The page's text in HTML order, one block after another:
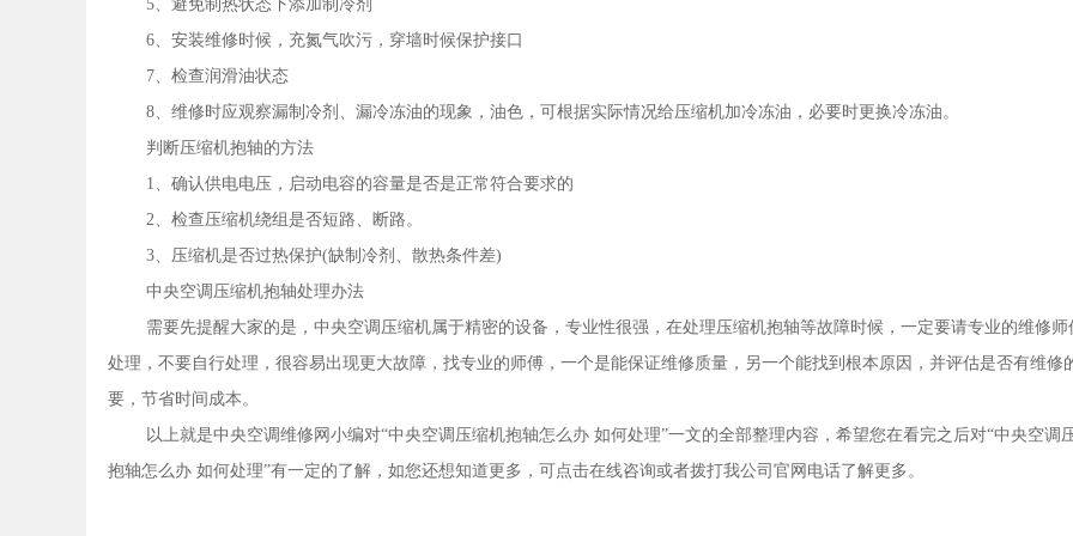
6、安装维修时候，充氮气吹污，穿墙时候保护接口
7、检查润滑油状态
8、维修时应观察漏制冷剂、漏冷冻油的现象，油色，可根据实际情况给压缩机加冷冻油，必要时更换冷冻油。
判断压缩机抱轴的方法
1、确认供电电压，启动电容的容量是否是正常符合要求的
2、检查压缩机绕组是否短路、断路。
3、压缩机是否过热保护(缺制冷剂、散热条件差)
中央空调压缩机抱轴处理办法
需要先提醒大家的是，中央空调压缩机属于精密的设备，专业性很强，在处理压缩机抱轴等故障时候，一定要请专业的维修师
处理，不要自行处理，很容易出现更大故障，找专业的师傅，一个是能保证维修质量，另一个能找到根本原因，并评估是否有维修
要，节省时间成本。
以上就是中央空调维修网小编对“中央空调压缩机抱轴怎么办 如何处理”一文的全部整理内容，希望您在看完之后对“中央空调
抱轴怎么办 如何处理”有一定的了解，如您还想知道更多，可点击在线咨询或者拨打我公司官网电话了解更多。